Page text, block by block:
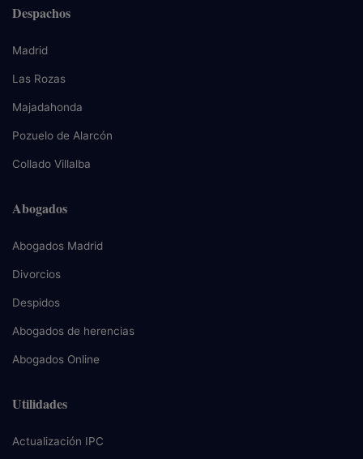
Despachos
Madrid
Las Rozas
Majadahonda
Pozuelo de Alarcón
Collado Villalba
Abogados
Abogados Madrid
Divorcios
Despidos
Abogados de herencias
Abogados Online
Utilidades
Actualización IPC